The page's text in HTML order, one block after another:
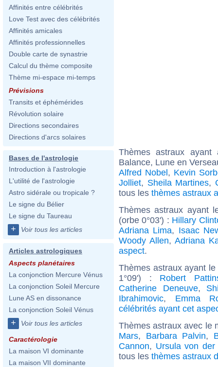
Affinités entre célébrités
Love Test avec des célébrités
Affinités amicales
Affinités professionnelles
Double carte de synastrie
Calcul du thème composite
Thème mi-espace mi-temps
Prévisions
Transits et éphémérides
Révolution solaire
Directions secondaires
Directions d'arcs solaires
Bases de l'astrologie
Introduction à l'astrologie
L'utilité de l'astrologie
Astro sidérale ou tropicale ?
Le signe du Bélier
Le signe du Taureau
+ Voir tous les articles
Articles astrologiques
Aspects planétaires
La conjonction Mercure Vénus
La conjonction Soleil Mercure
Lune AS en dissonance
La conjonction Soleil Vénus
+ Voir tous les articles
Caractérologie
La maison VI dominante
La maison VII dominante
Thèmes astraux
Balance, Lune en
Alfred Nobel, Kevin
Jolliet, Sheila Martines,
tous les thèmes astraux
Thèmes astraux ayant
(orbe 0°03') : Hillary
Adriana Lima, Isaac
Woody Allen, Adriana
aspect.
Thèmes astraux ayant
1°09') : Robert
Catherine Deneuve,
Ibrahimovic, Emma
célébrités ayant cet
Thèmes astraux avec le
Mars, Barbara Palvin,
Cannon, Ursula von der
tous les thèmes astraux